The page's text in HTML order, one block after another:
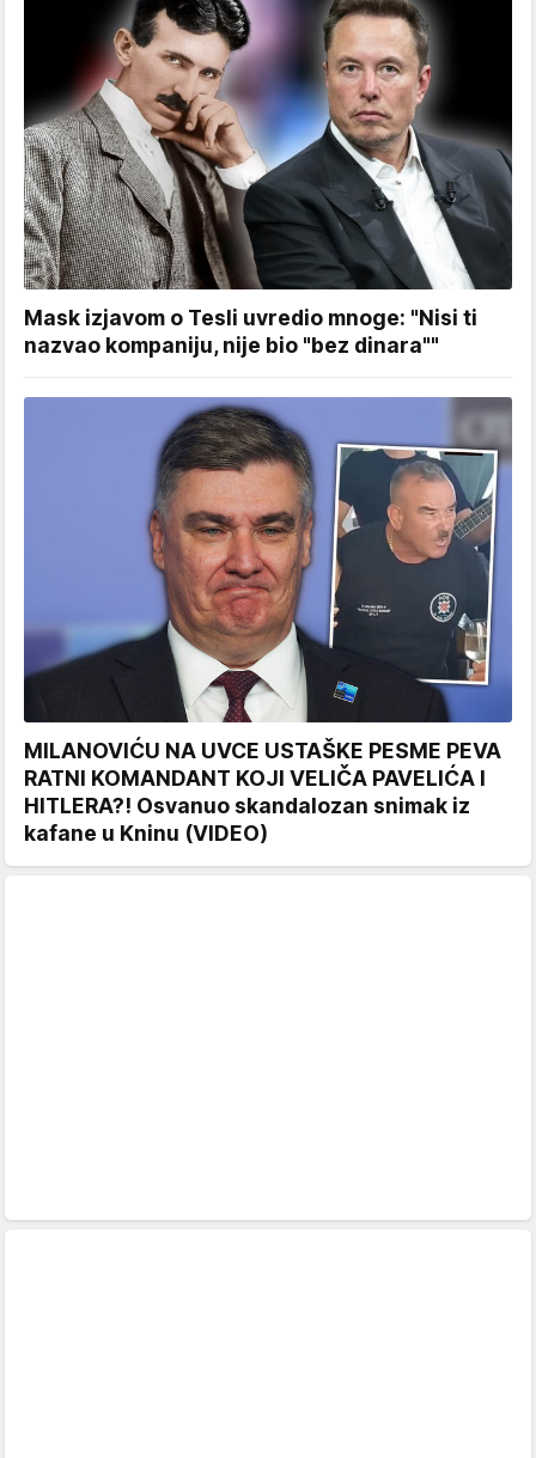
Mask izjavom o Tesli uvredio mnoge: "Nisi ti
nazvao kompaniju, nije bio "bez dinara""
MILANOVIĆU NA UVCE USTAŠKE PESME PEVA
RATNI KOMANDANT KOJI VELIČA PAVELIĆA I
HITLERA?! Osvanuo skandalozan snimak iz
kafane u Kninu (VIDEO)